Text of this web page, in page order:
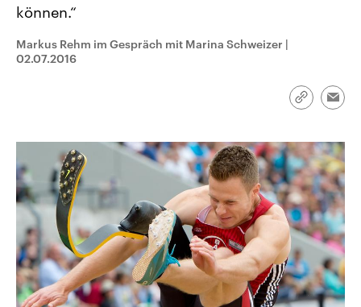
können.“
Markus Rehm im Gespräch mit Marina Schweizer |
02.07.2016
Link